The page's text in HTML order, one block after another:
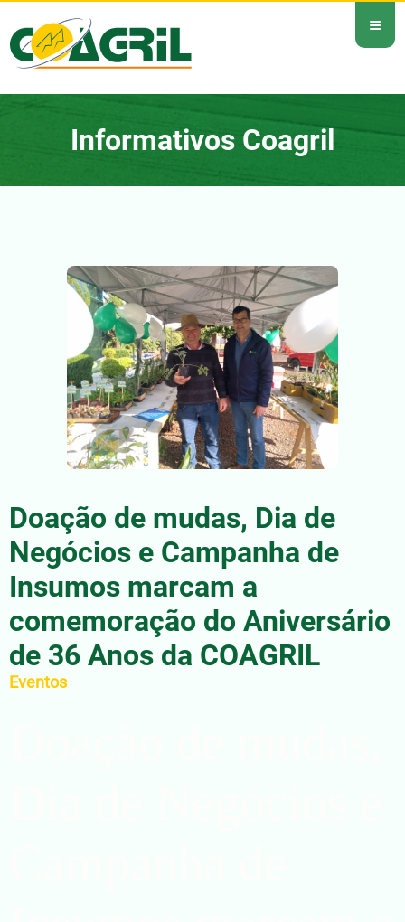
≡
Informativos Coagril
Doação de mudas, Dia de
Negócios e Campanha de
Insumos marcam a
comemoração do Aniversário
de 36 Anos da COAGRIL
Eventos